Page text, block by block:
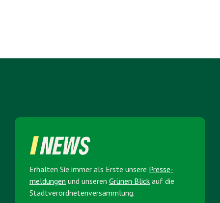
NEWS
Erhalten Sie immer als Erste unsere Presse­
meldungen und unseren Grünen Blick auf die
Stadt­verordneten­versammlung.